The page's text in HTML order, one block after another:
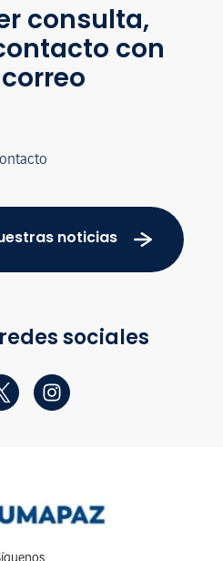
consulta,
con
noticias
sociales